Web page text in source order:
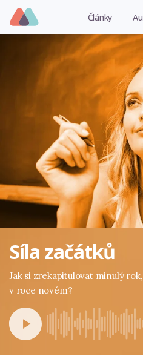
Články
Síla začátků
Jak si zrekapitulovat minulý
v roce novém?